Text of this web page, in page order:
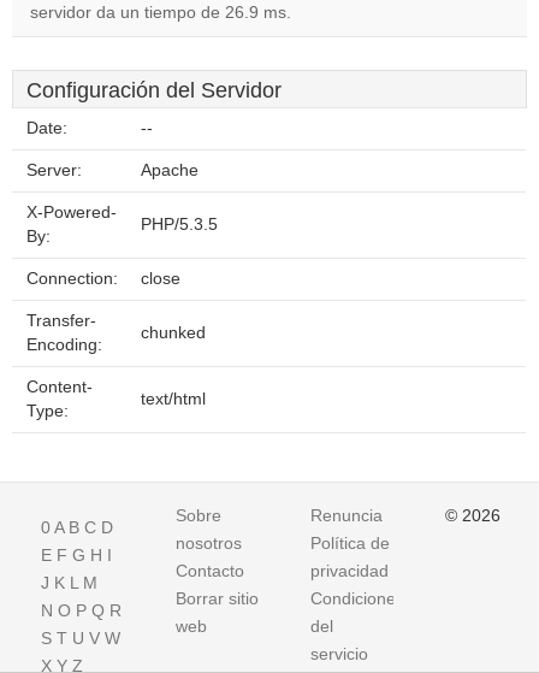
servidor da un tiempo de 26.9 ms.
Configuración del Servidor
Date: --
Server: Apache
X-Powered-
By:
PHP/5.3.5
Connection: close
Transfer-
Encoding:
chunked
Content-
Type:
text/html
0A B C D
E F G H I
J K L M
N O P Q R
S T U V W
X Y Z
Sobre
nosotros
Contacto
Borrar sitio
web
Renuncia
Política de
privacidad
Condiciones
del
servicio
© 2026